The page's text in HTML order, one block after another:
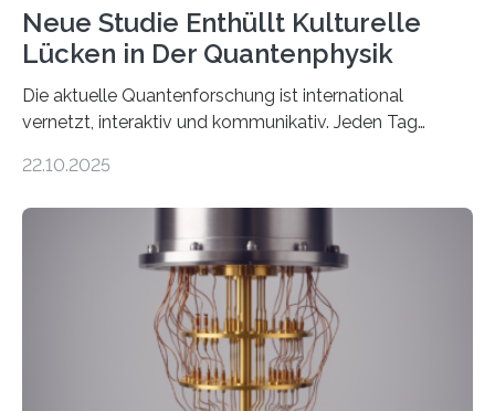
Neue Studie Enthüllt Kulturelle
Lücken in Der Quantenphysik
Die aktuelle Quantenforschung ist international
vernetzt, interaktiv und kommunikativ. Jeden Tag
oft von Autor*innen, die eng zusammenarbeiten. Neue
werden schnell weiterentwickelt. Dies ist der Alltag in
der Forschung der Quantentheorie, die dieses Jahr 100
Jahre alt geworden ist, weshalb die UNESCO 2025 zum
Internationalen Jahr der Quantenwissenschaft und -
technologie ausgerufen hat. Doch nun hat eine
internationale Forschungsgruppe um den
22.10.2025